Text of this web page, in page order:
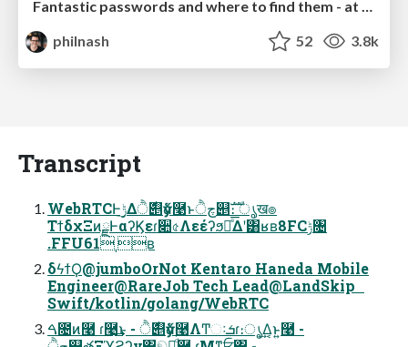
philnash
52 3.8k
Transcript
WebRTCͰ࣮ݱ͢Δ࣍ੈ୅ӳձ࿩ͱچੈ୅ࣜ։ ൃख๏
ΤϯδχΞͷྗͰαʔϏεɾ૊৫ΛεέʔϧԽͤ͞Δʹ͸ʁʙ8FCݱ৔
.FFU61ˌʙ
δϟϯϘ@jumboOrNot Kentaro Haneda Mobile
Engineer@RareJob Tech Lead@LandSkip
Swift/kotlin/golang/WebRTC
ࠓ೔ͷ࿩ ɾ࿩͢͜ͱ - ࣍ੈ୅ӳձ࿩ΛͲ͏ઃܭɾ։ൃ͢Δ͔ͱ͍͏࿩ -